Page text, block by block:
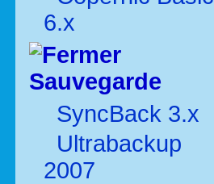
6.x
Sauvegarde
SyncBack 3.x
Ultrabackup
2007